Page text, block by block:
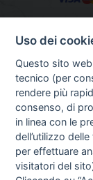
Uso dei
Questo sito
tecnico (per
rendere più
consenso, di
in linea con le
dell’utilizzo
per effettuare
visitatori del